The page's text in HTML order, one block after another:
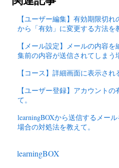
【ユーザー編集】有効期限切れ
から「有効」に変更する方法を
【メール設定】メールの内容
集前の内容が送信されてしまう
【コース】詳細画面に表示され
【ユーザー登録】アカウント
て。
learningBOXから送信するメー
場合の対処法を教えて。
learningBOX